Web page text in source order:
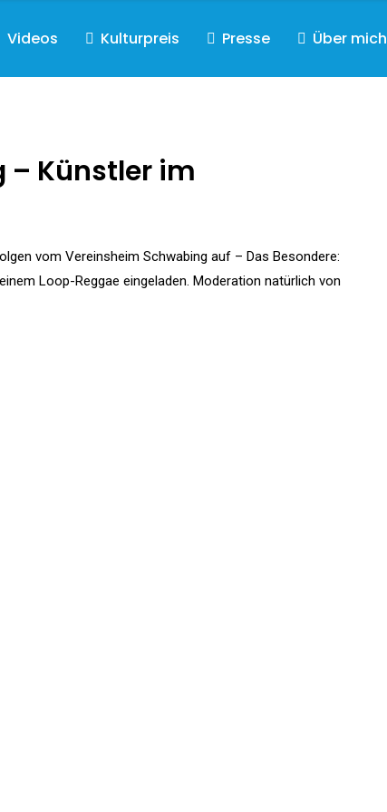
Videos Kulturpreis Presse Über mich
– Künstler im
vom Vereinsheim Schwabing auf – Das Besondere:
Loop-Reggae eingeladen. Moderation natürlich von